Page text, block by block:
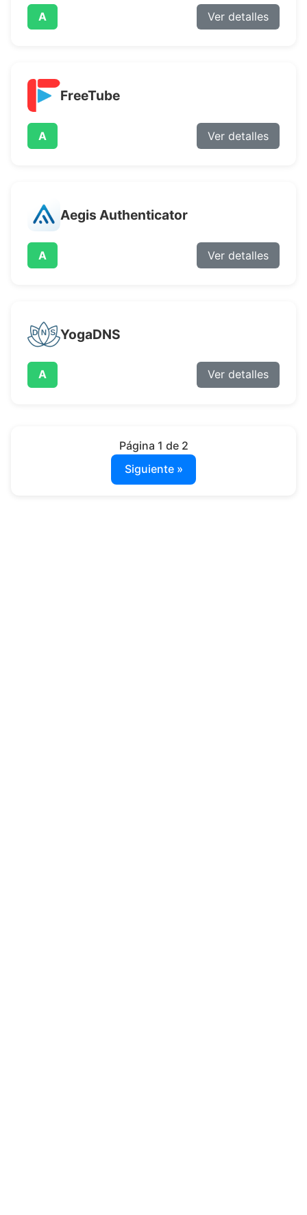
A Ver detalles
FreeTube
A Ver detalles
Aegis Authenticator
A Ver detalles
YogaDNS
A Ver detalles
Página 1 de 2
Siguiente »